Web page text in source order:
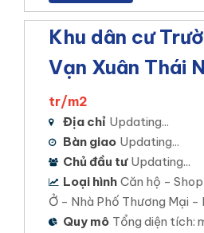
Khu dân cư
Vạn Xuân Thái
tr/m2
Địa chỉ Updating...
Bàn giao Updating...
Chủ đầu tư Updating...
Loại hình Căn hộ -
Ở - Nhà Phố Thương Mại -
Quy mô Tổng diện tích: